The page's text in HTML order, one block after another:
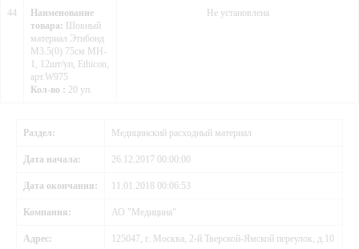
44
Наименование
товара: Шовный
материал Этибонд
М3.5(0) 75см MH-
1, 12шт/уп, Ethicon,
арт.W975
Кол-во : 20 уп.
Не установлена
Раздел: Медицинский расходный материал
Дата начала: 26.12.2017 00:00:00
Дата окончания: 11.01.2018 00:06:53
Компания: АО "Медицина"
Адрес: 125047, г. Москва, 2-й Тверской-Ямской переулок, д.10